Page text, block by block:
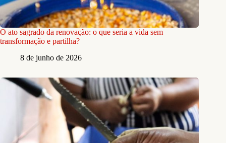
O ato sagrado da renovação: o que seria a vida sem
transformação e partilha?
8 de junho de 2026